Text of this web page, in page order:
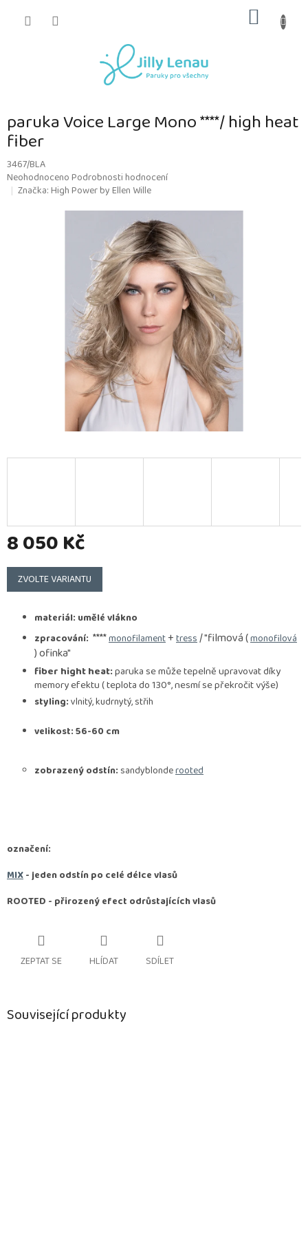
KOŠÍK
paruka Voice Large Mono ****/ high heat
fiber
3467/BLA
Průměrné
hodnocení
NeohodnocenoPodrobnosti hodnocení
Značka:High Power by Ellen Wille
8 050 Kč
Měrná
cena:
ZVOLTE VARIANTU
materiál: umělé vlákno
zpracování: ****monofilament+tress/ "filmová (monofilová
) ofinka"
fiber hight heat:paruka se může tepelně upravovat díky
memory efektu ( teplota do 130°, nesmí se překročit výše)
styling:vlnitý, kudrnytý, střih
velikost: 56-60 cm
zobrazený odstín: sandyblonderooted
označení:
MIX- jeden odstín po celé délce vlasů
ROOTED - přirozený efect odrůstajících vlasů
ZEPTAT SE HLÍDAT SDÍLET
Související produkty